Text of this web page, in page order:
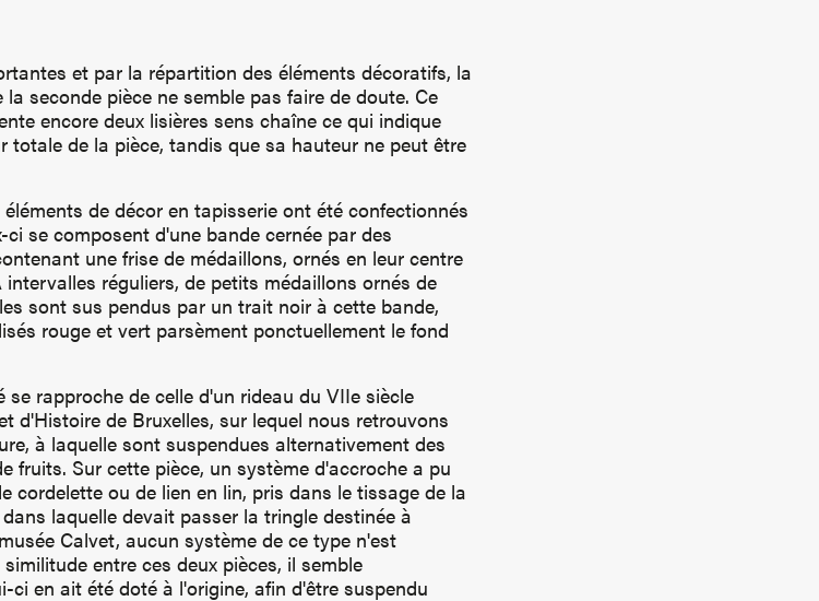
et par la répartition des éléments décoratifs, la
seconde pièce ne semble pas faire de doute. Ce
encore deux lisières sens chaîne ce qui indique
totale de la pièce, tandis que sa hauteur ne peut être
de décor en tapisserie ont été confectionnés
se composent d'une bande cernée par des
une frise de médaillons, ornés en leur centre
réguliers, de petits médaillons ornés de
sont sus pendus par un trait noir à cette bande,
rouge et vert parsèment ponctuellement le fond
rapproche de celle d'un rideau du VIIe siècle
d'Histoire de Bruxelles, sur lequel nous retrouvons
à laquelle sont suspendues alternativement des
fruits. Sur cette pièce, un système d'accroche a pu
cordelette ou de lien en lin, pris dans le tissage de la
laquelle devait passer la tringle destinée à
Calvet, aucun système de ce type n'est
entre ces deux pièces, il semble
ci en ait été doté à l'origine, afin d'être suspendu